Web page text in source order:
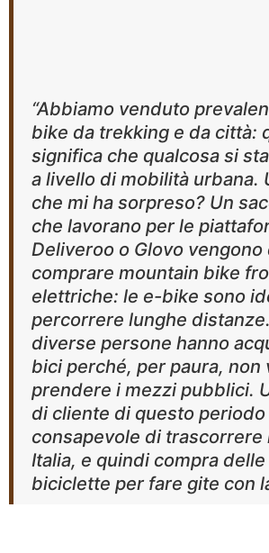
“Abbiamo venduto
bike da trekking e da città:
significa che qualcosa si
a livello di mobilità urbana.
che mi ha sorpreso? Un
che lavorano per le
Deliveroo o Glovo vengono
comprare mountain bike
elettriche: le e-bike sono
percorrere lunghe
diverse persone hanno
bici perché, per paura, non
prendere i mezzi pubblici.
di cliente di questo periodo
consapevole di trascorrere
Italia, e quindi compra
biciclette per fare gite con